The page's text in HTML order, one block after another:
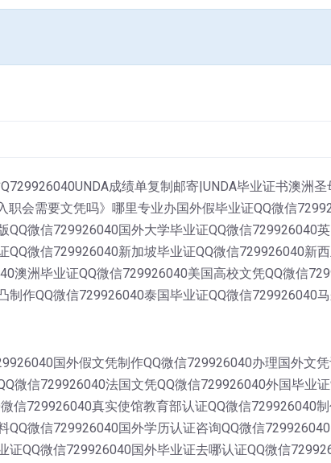
成绩单复制邮寄|UNDA毕业证书澳洲
职会需要文凭吗》哪里专业办国外假毕业证QQ微信
QQ微信729926040国外大学毕业证QQ微信729926040
QQ微信729926040新加坡毕业证QQ微信729926040新
澳洲毕业证QQ微信729926040美国高校文凭QQ微信
制作QQ微信729926040泰国毕业证QQ微信729926040
国外假文凭制作QQ微信729926040办理国外文
微信729926040法国文凭QQ微信729926040外国毕业
信729926040真实使馆教育部认证QQ微信729926040
QQ微信729926040国外学历认证咨询QQ微信
证QQ微信729926040国外毕业证去哪认证QQ微信